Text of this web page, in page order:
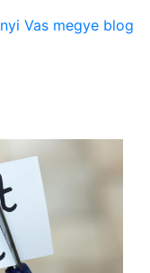
Vas megye blog